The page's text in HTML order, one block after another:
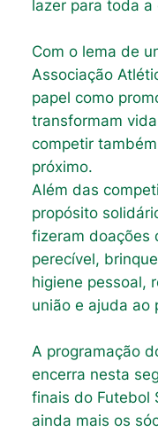
lazer para toda a
Com o lema de
Associação
papel como
transformam
competir
próximo.
Além das
propósito
fizeram doações
perecível,
higiene pessoal,
união e ajuda ao
A programação
encerra nesta
finais do Futebol
ainda mais os